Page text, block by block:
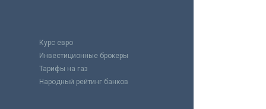
Курс евро
Инвестиционные брокеры
Тарифы на газ
Народный рейтинг банков